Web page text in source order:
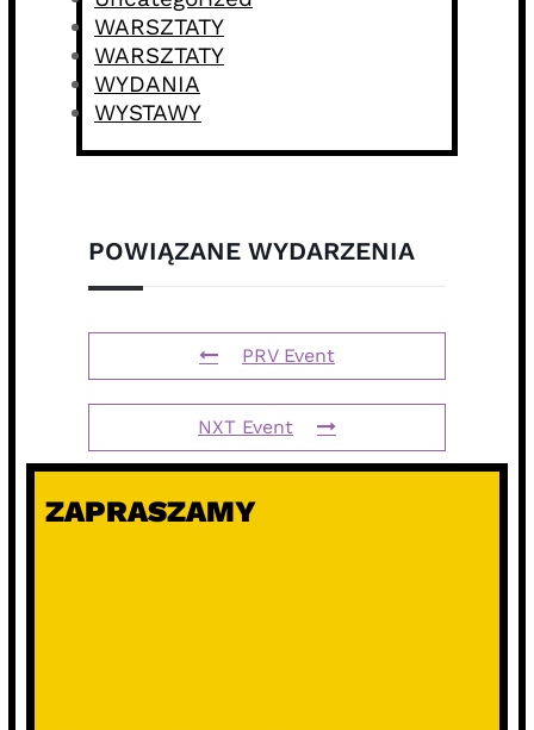
WARSZTATY
WARSZTATY
WYDANIA
WYSTAWY
POWIĄZANE WYDARZENIA
PRV Event
NXT Event
ZAPRASZAMY